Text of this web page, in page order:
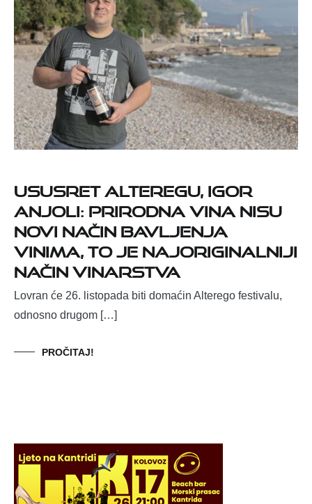
Ususret Alteregu, Igor
Anjoli: Prirodna vina nisu
novi način bavljenja
vinima, to je najoriginalniji
način vinarstva
Lovran će 26. listopada biti domaćin Alterego festivalu,
odnosno drugom […]
PROČITAJ!